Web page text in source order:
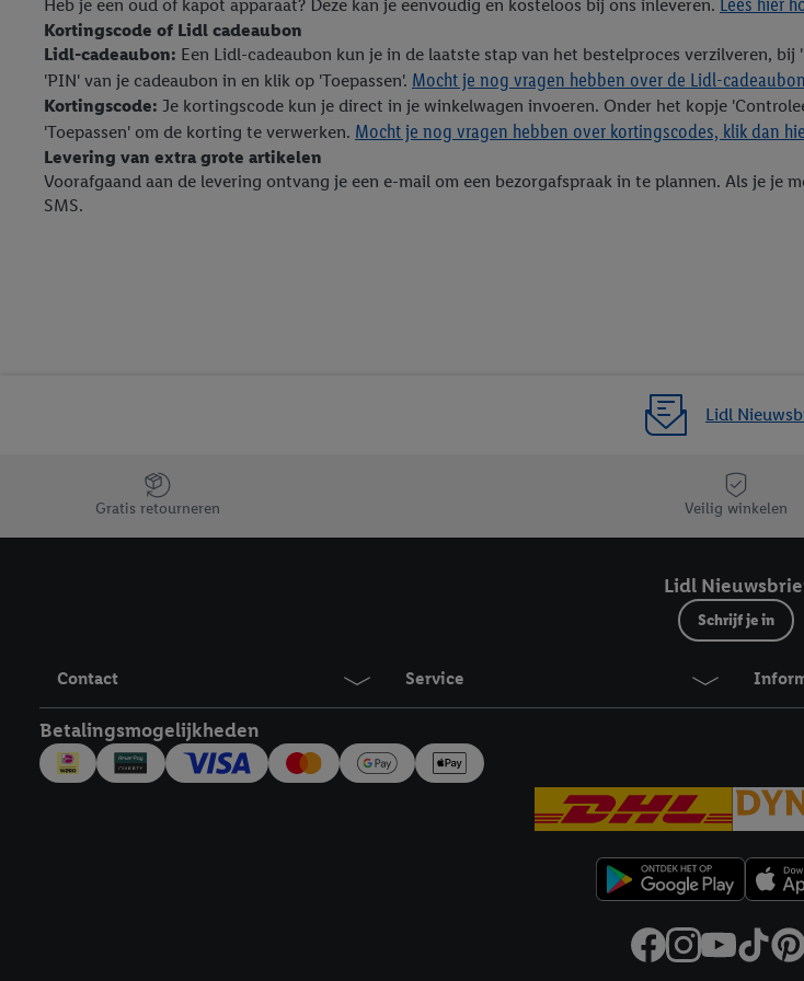
Heb je een oud of kapot apparaat? Deze kan je eenvoudig en kosteloos bij ons inleveren.
Kortingscode of Lidl cadeaubon
Lidl-cadeaubon: Een Lidl-cadeaubon kun je in de laatste stap van het bestelproces verzilveren,
'PIN' van je cadeaubon in en klik op 'Toepassen'. Mocht je nog vragen hebben over de Lidl-
Kortingscode: Je kortingscode kun je direct in je winkelwagen invoeren. Onder het kopje
'Toepassen' om de korting te verwerken. Mocht je nog vragen hebben over kortingscodes, klik dan
Levering van extra grote artikelen
Voorafgaand aan de levering ontvang je een e-mail om een bezorgafspraak in te plannen. Als je
SMS.
Lidl
Jouw voordelen bij ons als Lidl webshop klant
Gratis retourneren Veilig winkelen
Lidl
Schrijf je in
Contact Service
Betalingsmogelijkheden
Door te klikken op "Weigeren", kies je voor de optie dat er enkel
Door op "Akkoord" te klikken, stem je in met alle verwerkingen voor
inclusief over de opslagperiode van de gegevens en je recht om jouw
trekken, vind je in onzeprivacyverklaring.Je vindt de impressum voor
over de cookies die wij inzetten.